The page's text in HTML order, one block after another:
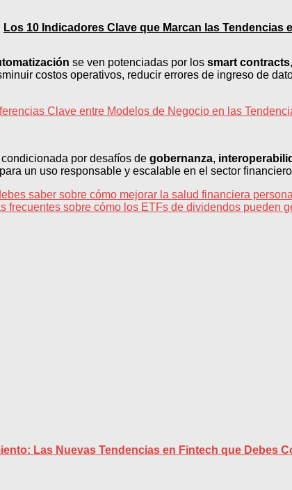
Los 10 Indicadores Clave que Marcan las Tendencias
se ven potenciadas por los smart contracts
costos operativos, reducir errores de ingreso de
Clave entre Modelos de Negocio en las
por desafíos de gobernanza,
un uso responsable y escalable en el sector
saber sobre cómo mejorar la salud financiera
frecuentes sobre cómo los ETFs de dividendos pueden
Las Nuevas Tendencias en Fintech que Debes